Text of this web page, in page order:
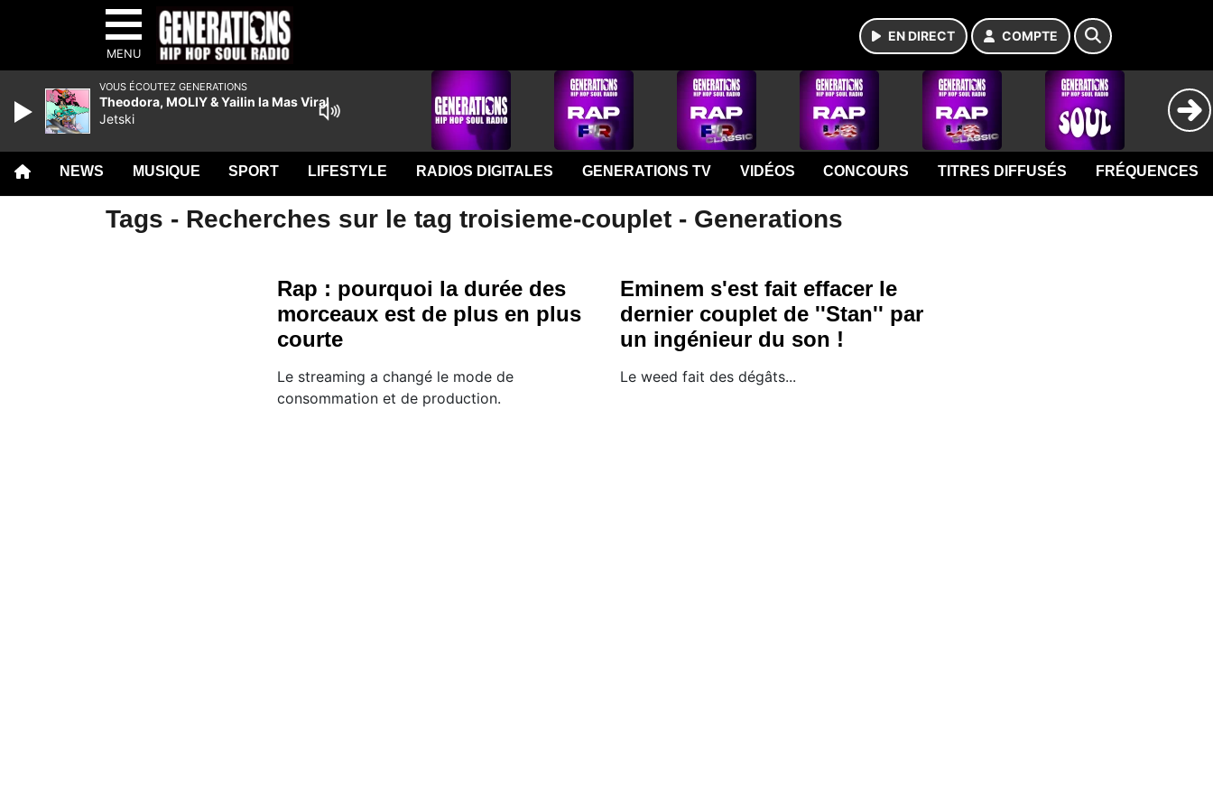
MENU
EN DIRECT COMPTE
NEWS MUSIQUE SPORT LIFESTYLE RADIOS DIGITALES GENERATIONS TV VIDÉOS CONCOURS TITRES DIFFUSÉS FRÉQUENCES
Tags - Recherches sur le tag troisieme-couplet - Generations
Rap : pourquoi la durée des
morceaux est de plus en plus
courte
Le streaming a changé le mode de
consommation et de production.
Eminem s'est fait effacer le
dernier couplet de ''Stan'' par
un ingénieur du son !
Le weed fait des dégâts...
VOUS ÉCOUTEZ GENERATIONS
Theodora, MOLIY & Yailin la Mas Viral
Jetski